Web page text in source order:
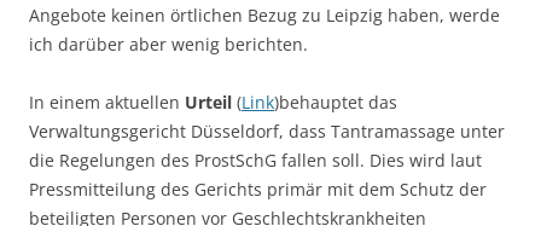
Angebote keinen örtlichen Bezug zu Leipzig haben, werde
ich darüber aber wenig berichten.
In einem aktuellen Urteil (Link)behauptet das
Verwaltungsgericht Düsseldorf, dass Tantramassage unter
die Regelungen des ProstSchG fallen soll. Dies wird laut
Pressmitteilung des Gerichts primär mit dem Schutz der
beteiligten Personen vor Geschlechtskrankheiten